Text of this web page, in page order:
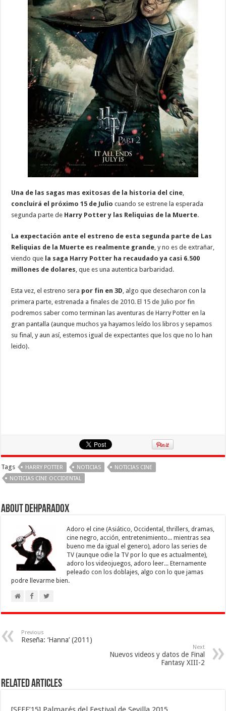
Una de las sagas mas exitosas de la historia del cine,
concluirá el próximo 15 de Julio cuando se estrene la esperada
segunda parte de Harry Potter y las Reliquias de la Muerte.
La expectación ante el estreno de esta segunda parte de Las
Reliquias de la Muerte es realmente grande, y no es de extrañar,
viendo que la saga Harry Potter ha recaudado ya casi 6.500
millones de dolares, que es una autentica barbaridad.
Esta vez, el estreno sera por fin en 3D, algo que desecharon con la
primera parte, estrenada a finales de 2010. El 15 de Julio por fin
podremos saber como terminan las aventuras de Harry Potter en la
gran pantalla (aunque muchos ya hayamos leído los libros y sepamos
su final, y aun así, estemos igual de expectantes que los que no lo han
leido).
Tags HARRY POTTER NOTICIAS
NOTICIAS CINE
NOTICIAS CINE OCCIDENTAL
About Dehparadox
Adoro el cine (Asiático, Occidental, thrillers, dramas,
cine negro, acción, entretenimiento... mientras sea
bueno me da igual el genero), adoro las series de
TV (aunque odie la TV por lo que es actualmente),
adoro los videojuegos, adoro leer... Eternamente
peleado con los doblajes, algo con lo que jamas
podre llevarme bien.
Previous
Reseña: ‘Hanna’ (2011)
Next
Nuevos videos y datos de Final
Fantasy XIII-2
Related Articles